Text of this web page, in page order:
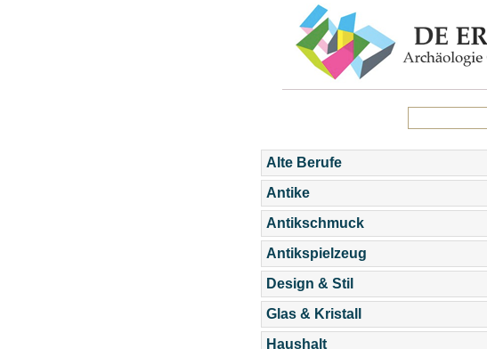
Alte Berufe
Antike
Antikschmuck
Antikspielzeug
Design & Stil
Glas & Kristall
Haushalt